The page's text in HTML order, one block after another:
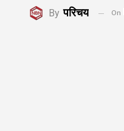
By परिचय On